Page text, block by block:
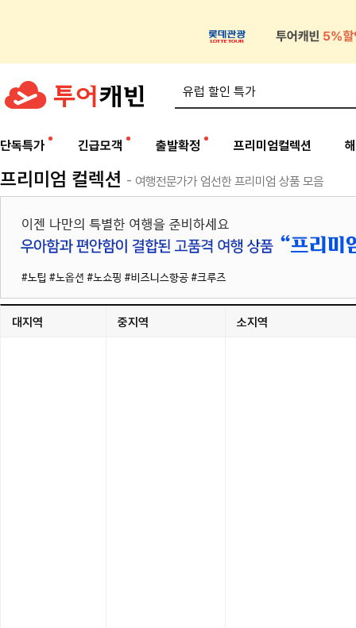
단독특가 긴급모객 출발확정 프리미엄컬렉션
프리미엄 컬렉션 - 여행전문가가 엄선한 프리미엄 상품 모음
대지역 중지역 소지역